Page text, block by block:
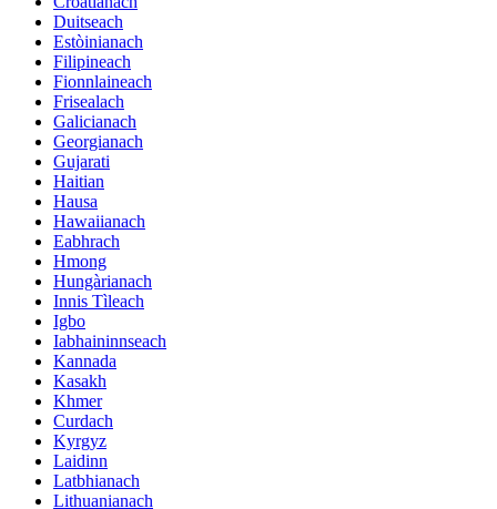
Duitseach
Estòinianach
Filipineach
Fionnlaineach
Frisealach
Galicianach
Georgianach
Gujarati
Haitian
Hausa
Hawaiianach
Eabhrach
Hmong
Hungàrianach
Innis Tìleach
Igbo
Iabhaininnseach
Kannada
Kasakh
Khmer
Curdach
Kyrgyz
Laidinn
Latbhianach
Lithuanianach